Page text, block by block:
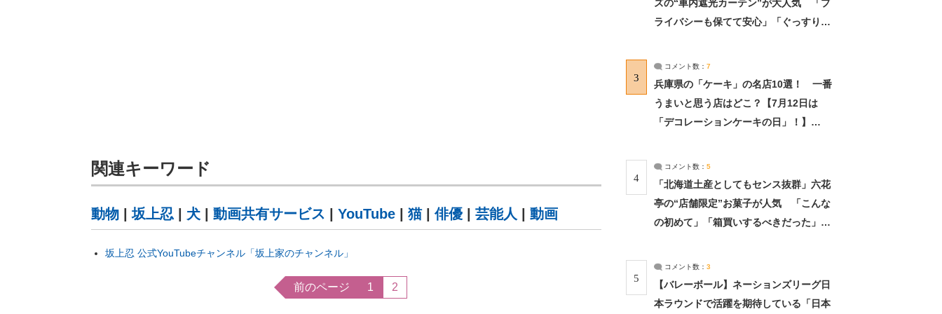
関連キーワード
動物 |坂上忍 犬 動画共有サービス YouTube 猫|俳優 芸能人 動画
坂上忍 公式YouTubeチャンネル「坂上家のチャンネル」
前のページ 1 2
ズの“車内遮光カーテン”が大人気 「プ
ライバシーも保てて安心」「ぐっすり眠
3
コメント数： 7
兵庫県の「ケーキ」の名店10選！ 一番
うまいと思う店はどこ？【7月12日は
「デコレーションケーキの日」！】
4
コメント数： 5
「北海道土産としてもセンス抜群」六花
亭の“店舗限定”お菓子が人気 「こんな
の初めて」「箱買いするべきだった」
5
コメント数： 3
【バレーボール】ネーションズリーグ日
本ラウンドで活躍を期待している「日本